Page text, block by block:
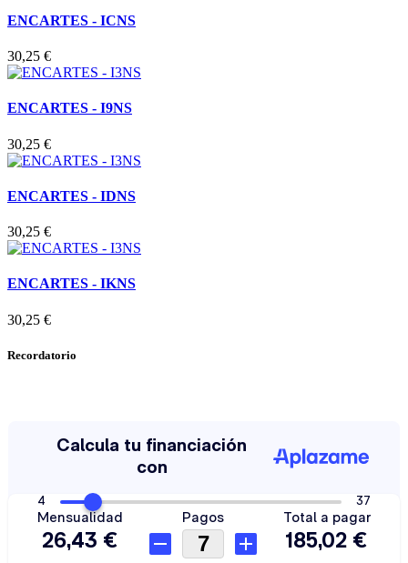
ENCARTES - ICNS
30,25 €
ENCARTES - I9NS
30,25 €
ENCARTES - IDNS
30,25 €
ENCARTES - IKNS
30,25 €
Recordatorio